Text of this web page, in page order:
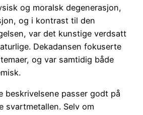
og moralsk degenerasjon,
og i kontrast til den
var det kunstige verdsatt
Dekadansen fokuserte
og var samtidig både
beskrivelsene passer godt på
svartmetallen. Selv om